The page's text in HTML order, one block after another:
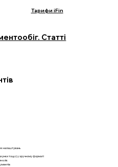
Тарифи iFin
Статті
налаштувань
тощо) у зручному форматі
клік